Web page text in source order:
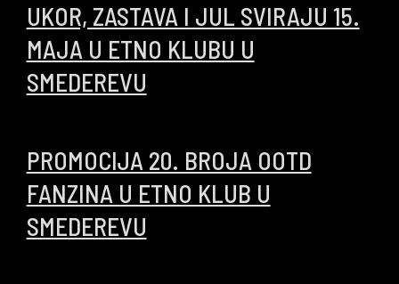
UKOR, ZASTAVA I JUL SVIRAJU 15.
MAJA U ETNO KLUBU U
SMEDEREVU
PROMOCIJA 20. BROJA OOTD
FANZINA U ETNO KLUB U
SMEDEREVU